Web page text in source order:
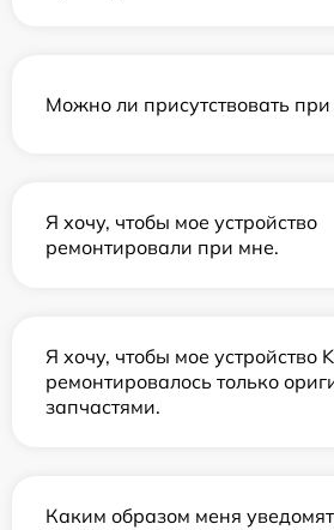
Можно ли присутствовать при
Я хочу, чтобы мое устройство
ремонтировали при мне.
Я хочу, чтобы мое устройство
ремонтировалось только
запчастями.
Каким образом меня